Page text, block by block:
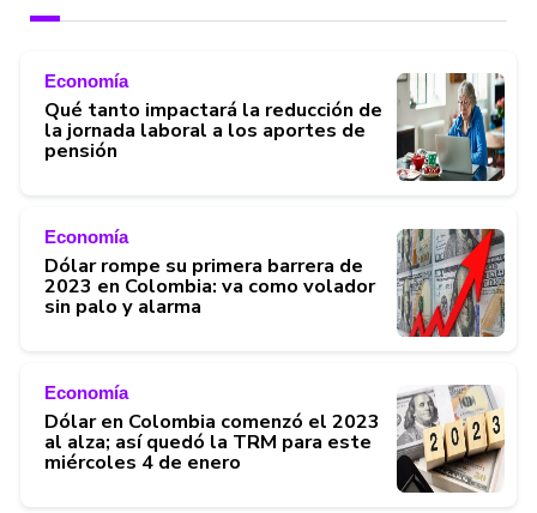
Economía
Qué tanto impactará la reducción de
la jornada laboral a los aportes de
pensión
Economía
Dólar rompe su primera barrera de
2023 en Colombia: va como volador
sin palo y alarma
Economía
Dólar en Colombia comenzó el 2023
al alza; así quedó la TRM para este
miércoles 4 de enero